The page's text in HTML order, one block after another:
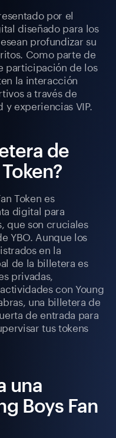
por el
diseñado para los
profundizar su
Como parte de
participación de los
la interacción
a través de
y experiencias VIP.
de
Token es
digital para
que son cruciales
YBO. Aunque los
en la
de la billetera es
privadas,
con Young
una billetera de
de entrada para
tus tokens
una
Boys Fan